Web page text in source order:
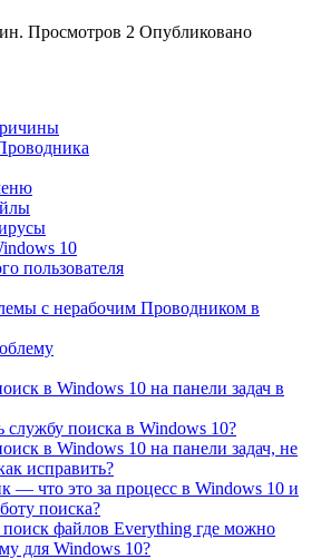
Просмотров 2 Опубликовано
10
пользователя
с нерабочим Проводником в
в Windows 10 на панели задач в
службу поиска в Windows 10?
в Windows 10 на панели задач, не
исправить?
— что это за процесс в Windows 10 и
поиска?
файлов Everything где можно
для Windows 10?